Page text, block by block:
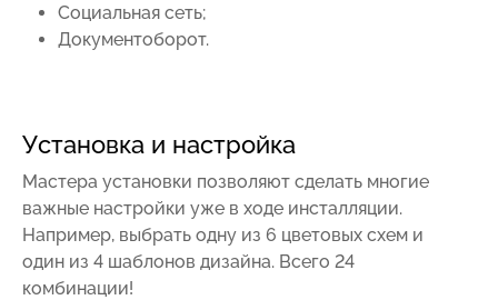
Социальная сеть;
Документоборот.
Установка и настройка
Мастера установки позволяют сделать многие
важные настройки уже в ходе инсталляции.
Например, выбрать одну из 6 цветовых схем и
один из 4 шаблонов дизайна. Всего 24
комбинации!